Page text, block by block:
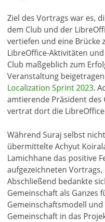
Ziel des Vortrags war es,
dem Club und der
vertiefen und eine Brücke
LibreOffice-Aktivitäten
Club maßgeblich zum
Veranstaltung
Localization Sprint 2023.
amtierende Präsident des
vertrat dort die
Während Suraj selbst
übermittelte Achyut
Lamichhane das positive
aufgezeichneten
Abschließend bedankte
Gemeinschaft als Ganzes
Gemeinschaftsmodell
Gemeinschaft in das